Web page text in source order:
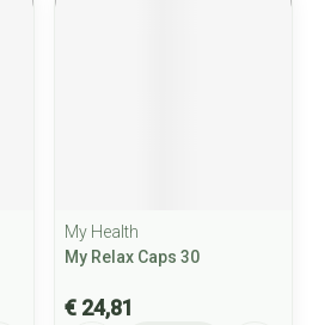
My Health
My Relax Caps 30
€ 24,81